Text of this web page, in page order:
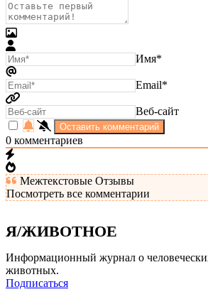
Имя*
Email*
Веб-сайт
0 комментариев
Межтекстовые Отзывы
Посмотреть все комментарии
Я/ЖИВОТНОЕ
Информационный журнал о
животных.
Подписаться